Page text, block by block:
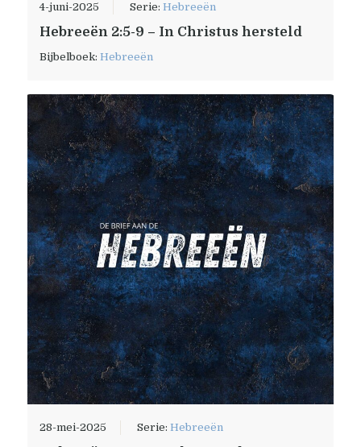
4-juni-2025 Serie:Hebreeën
Hebreeën 2:5-9 – In Christus hersteld
Bijbelboek:Hebreeën
28-mei-2025 Serie:Hebreeën